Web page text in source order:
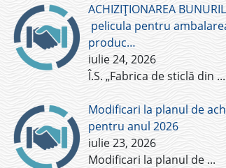
ACHIZIȚIONAREA
pelicula pentru
produc…
iulie 24, 2026
Î.S. „Fabrica de sticlă din ...
Modificari la planul de
pentru anul 2026
iulie 23, 2026
Modificari la planul de ...